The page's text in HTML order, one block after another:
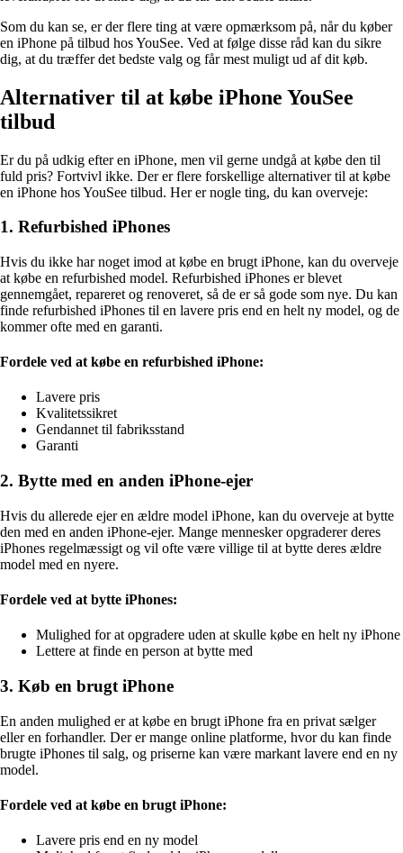
Som du kan se, er der flere ting at være opmærksom på, når du køber
en iPhone på tilbud hos YouSee. Ved at følge disse råd kan du sikre
dig, at du træffer det bedste valg og får mest muligt ud af dit køb.
Alternativer til at købe iPhone YouSee
tilbud
Er du på udkig efter en iPhone, men vil gerne undgå at købe den til
fuld pris? Fortvivl ikke. Der er flere forskellige alternativer til at købe
en iPhone hos YouSee tilbud. Her er nogle ting, du kan overveje:
1. Refurbished iPhones
Hvis du ikke har noget imod at købe en brugt iPhone, kan du overveje
at købe en refurbished model. Refurbished iPhones er blevet
gennemgået, repareret og renoveret, så de er så gode som nye. Du kan
finde refurbished iPhones til en lavere pris end en helt ny model, og de
kommer ofte med en garanti.
Fordele ved at købe en refurbished iPhone:
Lavere pris
Kvalitetssikret
Gendannet til fabriksstand
Garanti
2. Bytte med en anden iPhone-ejer
Hvis du allerede ejer en ældre model iPhone, kan du overveje at bytte
den med en anden iPhone-ejer. Mange mennesker opgraderer deres
iPhones regelmæssigt og vil ofte være villige til at bytte deres ældre
model med en nyere.
Fordele ved at bytte iPhones:
Mulighed for at opgradere uden at skulle købe en helt ny iPhone
Lettere at finde en person at bytte med
3. Køb en brugt iPhone
En anden mulighed er at købe en brugt iPhone fra en privat sælger
eller en forhandler. Der er mange online platforme, hvor du kan finde
brugte iPhones til salg, og priserne kan være markant lavere end en ny
model.
Fordele ved at købe en brugt iPhone:
Lavere pris end en ny model